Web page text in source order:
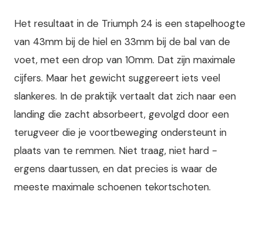
Het resultaat in de Triumph 24 is een stapelhoogte
van 43mm bij de hiel en 33mm bij de bal van de
voet, met een drop van 10mm. Dat zijn maximale
cijfers. Maar het gewicht suggereert iets veel
slankeres. In de praktijk vertaalt dat zich naar een
landing die zacht absorbeert, gevolgd door een
terugveer die je voortbeweging ondersteunt in
plaats van te remmen. Niet traag, niet hard -
ergens daartussen, en dat precies is waar de
meeste maximale schoenen tekortschoten.